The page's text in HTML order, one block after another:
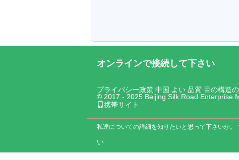
オンラインで接続して下さい
プライバシー政策 中国 よい 品質 目の構造
© 2017 - 2025 Beijing Silk Road Enterprise
携帯サイト
私達についての詳細を知りたいと思って下さいか。
い